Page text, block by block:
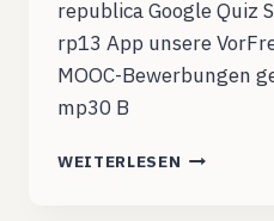
republica Google Quiz
rp13 App unsere
MOOC-Bewerbungen
mp30 B
WEITERLESEN